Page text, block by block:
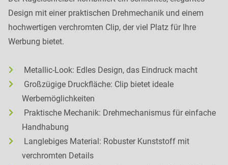
Design mit einer praktischen Drehmechanik und einem
hochwertigen verchromten Clip, der viel Platz für Ihre
Werbung bietet.
Metallic-Look: Edles Design, das Eindruck macht
Großzügige Druckfläche: Clip bietet ideale
Werbemöglichkeiten
Praktische Mechanik: Drehmechanismus für einfache
Handhabung
Langlebiges Material: Robuster Kunststoff mit
verchromten Details